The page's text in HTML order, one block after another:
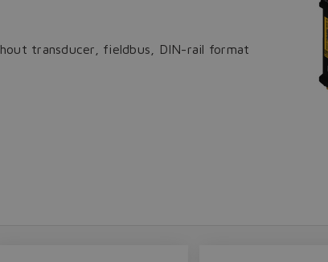
transducer, fieldbus, DIN-rail format